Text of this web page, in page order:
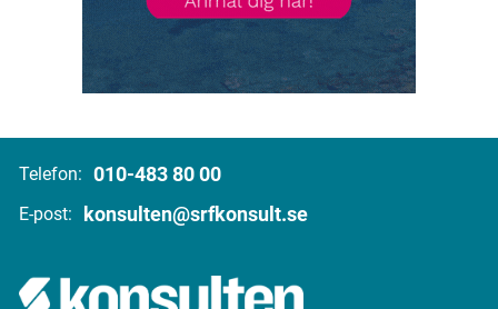
Telefon: 010-483 80 00
E-post: konsulten@srfkonsult.se